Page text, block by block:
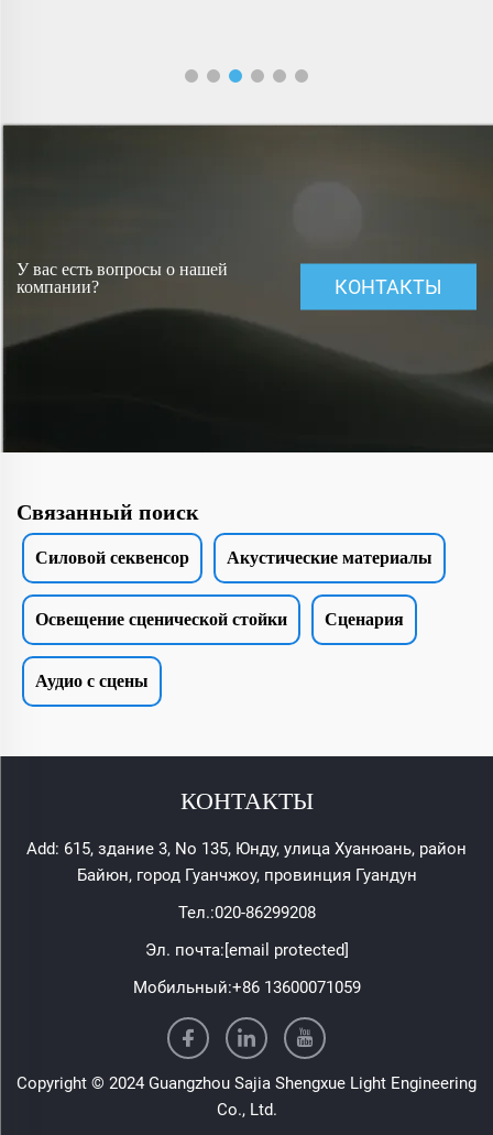
У вас есть вопросы о нашей
компании?
КОНТАКТЫ
Связанный поиск
Силовой секвенсор Акустические материалы
Освещение сценической стойки Сценария
Аудио с сцены
КОНТАКТЫ
Add: 615, здание 3, No 135, Юнду, улица Хуанюань, район
Байюн, город Гуанчжоу, провинция Гуандун
Тел.:020-86299208
Эл. почта:[email protected]
Мобильный:+86 13600071059
Copyright © 2024 Guangzhou Sajia Shengxue Light Engineering
Co., Ltd.